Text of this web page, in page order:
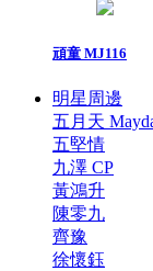
頑童 MJ116
明星周邊
五月天
五堅情
九澤 CP
黃鴻升
陳零九
齊豫
徐懷鈺